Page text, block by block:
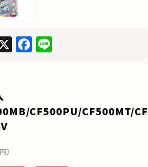
X F
b
Li
CF500PU/CF500MT/CF
）